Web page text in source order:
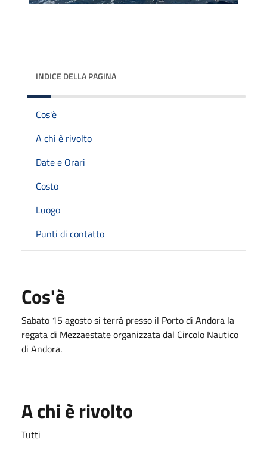
INDICE DELLA PAGINA
Cos'è
A chi è rivolto
Date e Orari
Costo
Luogo
Punti di contatto
Cos'è
Sabato 15 agosto si terrà presso il Porto di Andora la
regata di Mezzaestate organizzata dal Circolo Nautico
di Andora.
A chi è rivolto
Tutti